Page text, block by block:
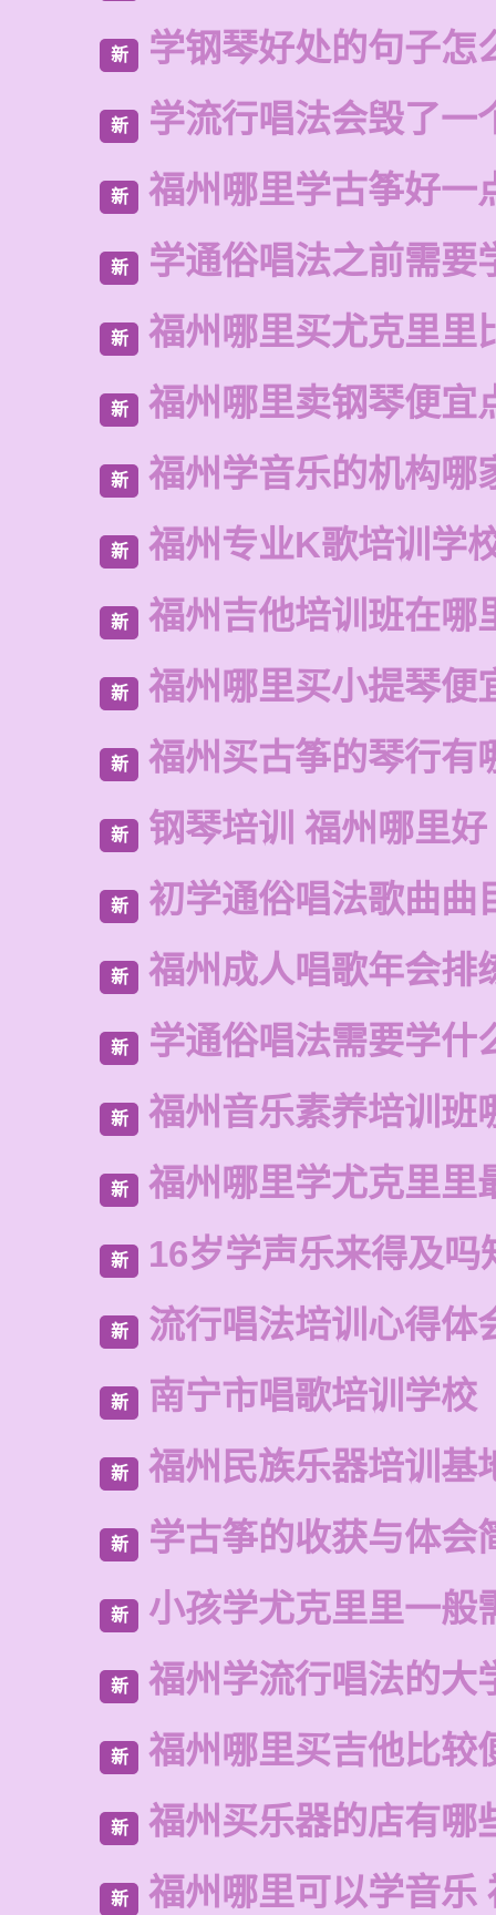
新 学钢琴好处的句子怎
新 学流行唱法会毁了一
新 福州哪里学古筝好一
新 学通俗唱法之前需要
新 福州哪里买尤克里里
新 福州哪里卖钢琴便宜
新 福州学音乐的机构哪
新 福州专业K歌培训学
新 福州吉他培训班在哪
新 福州哪里买小提琴便
新 福州买古筝的琴行有
新 钢琴培训 福州哪里好
新 初学通俗唱法歌曲曲
新 福州成人唱歌年会排
新 学通俗唱法需要学什
新 福州音乐素养培训班
新 福州哪里学尤克里里
新 16岁学声乐来得及吗
新 流行唱法培训心得体
新 南宁市唱歌培训学校
新 福州民族乐器培训基
新 学古筝的收获与体会
新 小孩学尤克里里一般
新 福州学流行唱法的大
新 福州哪里买吉他比较
新 福州买乐器的店有哪
新 福州哪里可以学音乐